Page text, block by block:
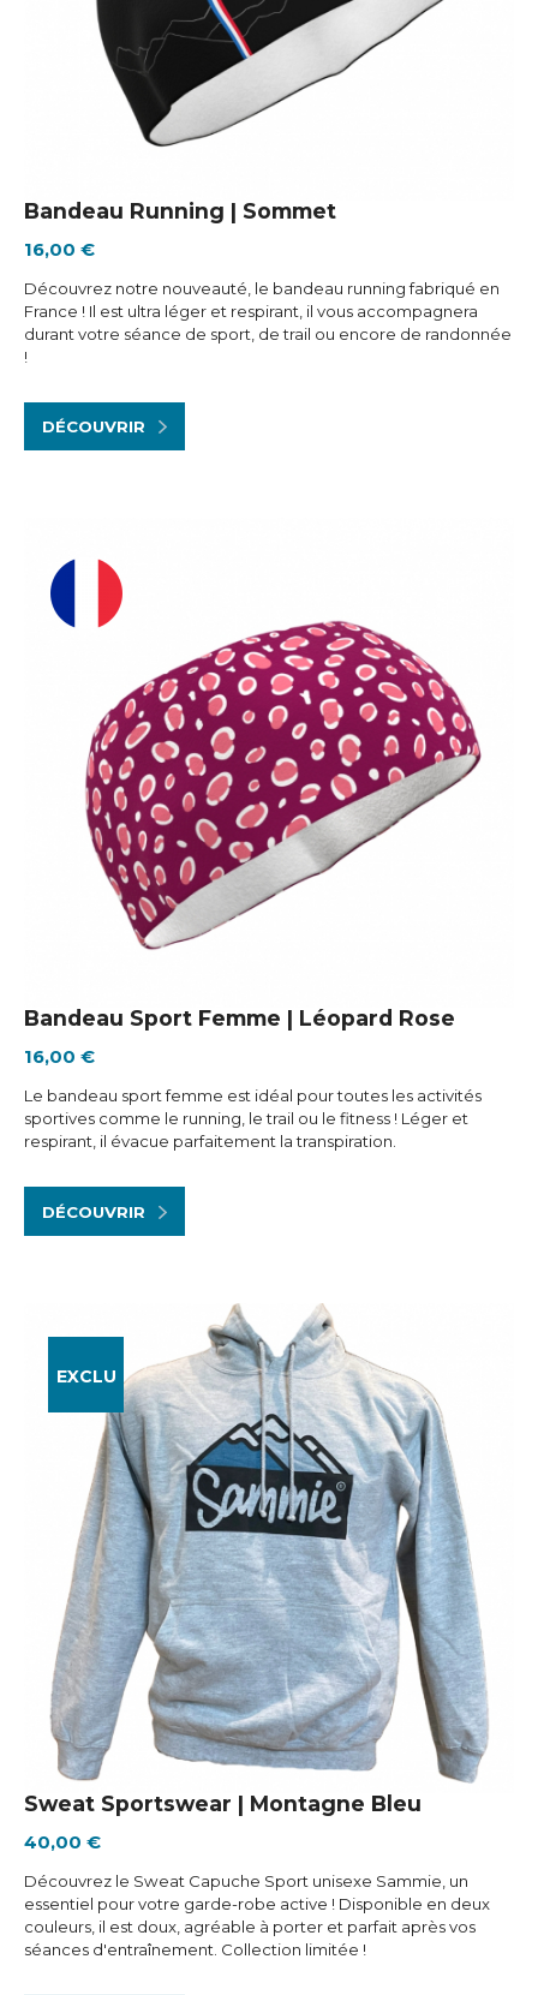
Bandeau Running | Sommet
16,00 €
Découvrez notre nouveauté, le bandeau running fabriqué en
France ! Il est ultra léger et respirant, il vous accompagnera
durant votre séance de sport, de trail ou encore de randonnée
!
DÉCOUVRIR
Bandeau Sport Femme | Léopard Rose
16,00 €
Le bandeau sport femme est idéal pour toutes les activités
sportives comme le running, le trail ou le fitness ! Léger et
respirant, il évacue parfaitement la transpiration.
DÉCOUVRIR
EXCLU
Sweat Sportswear | Montagne Bleu
40,00 €
Découvrez le Sweat Capuche Sport unisexe Sammie, un
essentiel pour votre garde-robe active ! Disponible en deux
couleurs, il est doux, agréable à porter et parfait après vos
séances d'entraînement. Collection limitée !